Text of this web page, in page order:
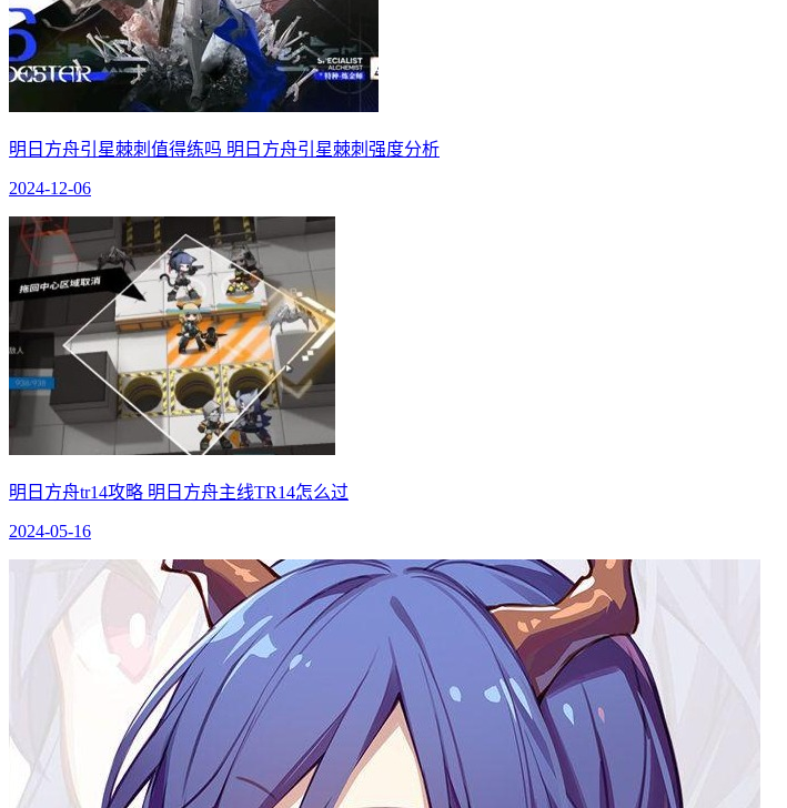
明日方舟引星棘刺值得练吗 明日方舟引星棘刺强度分析
2024-12-06
明日方舟tr14攻略 明日方舟主线TR14怎么过
2024-05-16